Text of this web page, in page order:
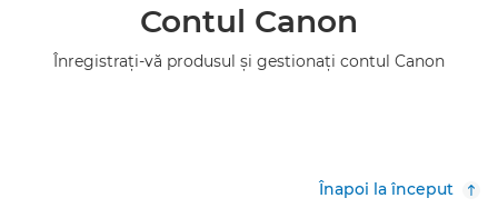
Contul Canon
Înregistraţi-vă produsul şi gestionaţi contul Canon
Înapoi la început